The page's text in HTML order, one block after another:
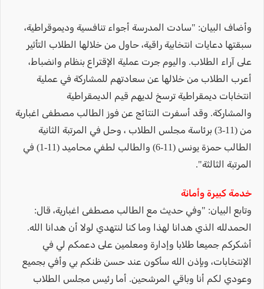
وأضاف البيان: "سادت المدرسة أجواء تنافسية وديموقراطية،
سبقتها دعايات انتخابية راقية، حاول من خلالها الطلاب التأثير
على آراء الطلاب. واليوم جرت عملية الإقتراع بنظام وانضباط،
أعرب الطلاب من خلالها عن سعادتهم للمشاركة في عملية
انتخابات ديمقراطية ترسخ لديهم قيم الديمقراطية
والمشاركة. وقد أسفرت النتائج عن فوز الطالب مصطفى اغبارية
من (11-3) برئاسة مجلس الطلاب ، وحل في المرتبة الثانية
الطالب حمزة يونس (11-6) والطالب لطفي محاميد (11-1) في
المرتبة الثالثة".
خدمة كبيرة وأمانة
وتابع البيان: "وفي حديث مع الطالب مصطفى اغبارية، قال:
الحمدلله الذي هدانا لهذا وما كنا لنتهدي لولا أن هدانا الله.
أشكركم جميعا طلابا وإدارة ومعلمين على دعمكم لي في
الإنتخابات، وبإذن الله سأكون عند حسن ظنكم بي وأفي بجميع
وعودي لكم أنا وباقي المرشحين. أما رئيس مجلس الطلاب